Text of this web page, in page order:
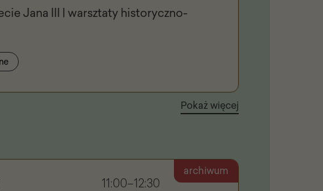
Jana III | warsztaty historyczno-
Pokaż więcej
archiwum
11:00–12:30